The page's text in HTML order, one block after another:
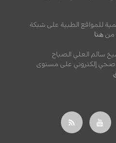
للمواقع الطبية على شبكة
من هنا
سالم العلي الصباح
إلكتروني على مستوى
.